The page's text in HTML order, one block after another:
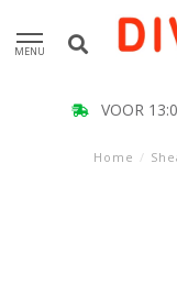
MENU
VOOR
Home /